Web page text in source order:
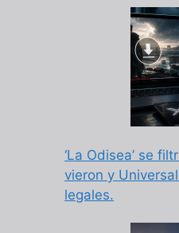
‘La Odisea’ se
vieron y
legales.